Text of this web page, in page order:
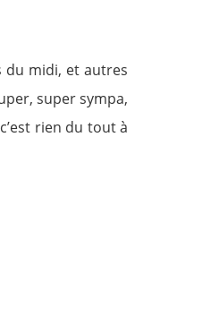
du midi, et autres
super sympa,
rien du tout à